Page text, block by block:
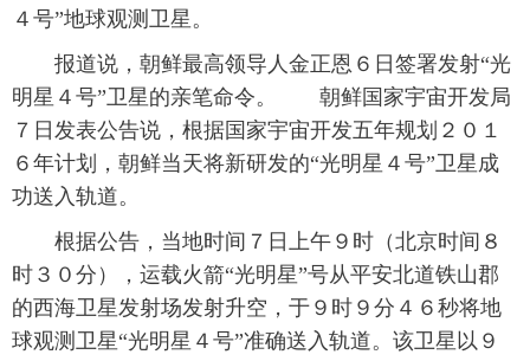
金融 公益 军事 无人机
富媒体 摄影 新华广播
４号”地球观测卫星。
报道说，朝鲜最高领导人金正恩６日签署发射“光
明星４号”卫星的亲笔命令。 朝鲜国家宇宙开发局
７日发表公告说，根据国家宇宙开发五年规划２０１
６年计划，朝鲜当天将新研发的“光明星４号”卫星成
功送入轨道。
根据公告，当地时间７日上午９时（北京时间８
时３０分），运载火箭“光明星”号从平安北道铁山郡
的西海卫星发射场发射升空，于９时９分４６秒将地
球观测卫星“光明星４号”准确送入轨道。该卫星以９